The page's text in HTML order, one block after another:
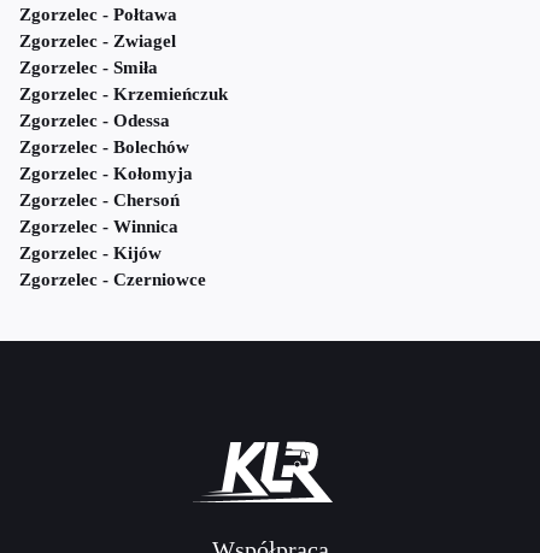
Zgorzelec - Połtawa
Zgorzelec - Zwiagel
Zgorzelec - Smiła
Zgorzelec - Krzemieńczuk
Zgorzelec - Odessa
Zgorzelec - Bolechów
Zgorzelec - Kołomyja
Zgorzelec - Chersoń
Zgorzelec - Winnica
Zgorzelec - Kijów
Zgorzelec - Czerniowce